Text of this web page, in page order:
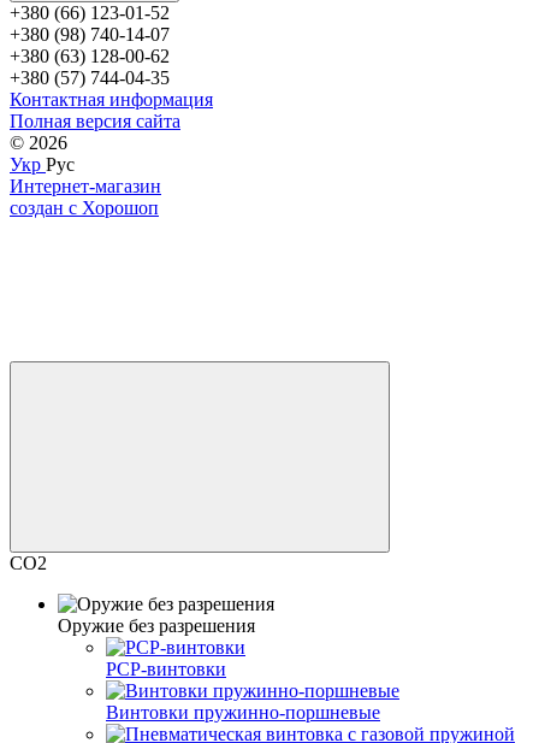
+380 (66) 123-01-52
+380 (98) 740-14-07
+380 (63) 128-00-62
+380 (57) 744-04-35
Контактная информация
Полная версия сайта
© 2026
Укр Рус
Интернет-магазин
создан с Хорошоп
CO2
Оружие без разрешения
PCP-винтовки
Винтовки пружинно-поршневые